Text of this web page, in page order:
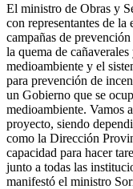
El ministro de Obras y
con representantes de la
campañas de
la quema de
medioambiente y el
para prevención de
un Gobierno que se
medioambiente. Vamos
proyecto, siendo
como la Dirección
capacidad para hacer
junto a todas las
manifestó el ministro